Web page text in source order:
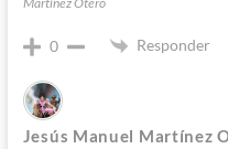
0 Responder
Jesús Manuel Martínez